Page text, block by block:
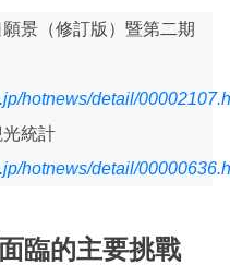
景（修訂版）暨第二期
hotnews/detail/
統計
hotnews/detail/
臨的主要挑戰